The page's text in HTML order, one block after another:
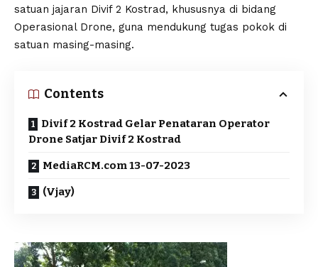
satuan jajaran Divif 2 Kostrad, khususnya di bidang
Operasional Drone, guna mendukung tugas pokok di
satuan masing-masing.
Contents
Divif 2 Kostrad Gelar Penataran Operator
Drone Satjar Divif 2 Kostrad
MediaRCM.com 13-07-2023
(Vjay)